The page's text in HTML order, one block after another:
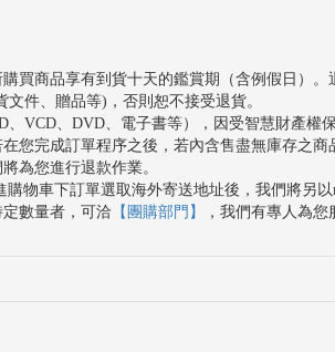
買商品享有到貨十天的鑑賞期（含例假日）
件、贈品等)，否則恕不接受退貨。
、VCD、DVD、電子書等），因受智慧財產
您完成訂單程序之後，若內含售盡無庫存之
為您進行退款作業。
物車下訂單選取海外寄送地址後，我們將另
數量者，可洽 【團購部門】 ，我們有專人為您